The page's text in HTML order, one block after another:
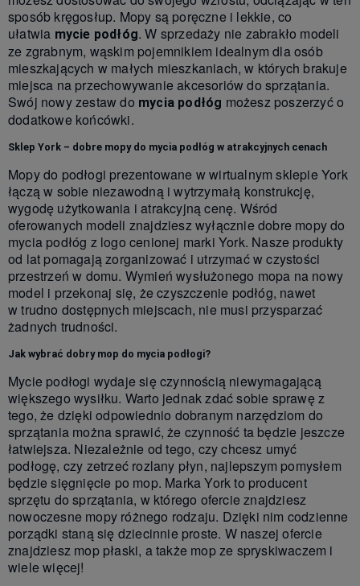
sposób kręgosłup. Mopy są poręczne i lekkie, co
ułatwia mycie podłóg. W sprzedaży nie zabrakło modeli
ze zgrabnym, wąskim pojemnikiem idealnym dla osób
mieszkających w małych mieszkaniach, w których brakuje
miejsca na przechowywanie akcesoriów do sprzątania.
Swój nowy zestaw do mycia podłóg możesz poszerzyć o
dodatkowe końcówki.
Sklep York – dobre mopy do mycia podłóg w atrakcyjnych cenach
Mopy do podłogi prezentowane w wirtualnym sklepie York
łączą w sobie niezawodną i wytrzymałą konstrukcję,
wygodę użytkowania i atrakcyjną cenę. Wśród
oferowanych modeli znajdziesz wyłącznie dobre mopy do
mycia podłóg z logo cenionej marki York. Nasze produkty
od lat pomagają zorganizować i utrzymać w czystości
przestrzeń w domu. Wymień wysłużonego mopa na nowy
model i przekonaj się, że czyszczenie podłóg, nawet
w trudno dostępnych miejscach, nie musi przysparzać
żadnych trudności.
Jak wybrać dobry mop do mycia podłogi?
Mycie podłogi wydaje się czynnością niewymagającą
większego wysiłku. Warto jednak zdać sobie sprawę z
tego, że dzięki odpowiednio dobranym narzędziom do
sprzątania można sprawić, że czynność ta będzie jeszcze
łatwiejsza. Niezależnie od tego, czy chcesz umyć
podłogę, czy zetrzeć rozlany płyn, najlepszym pomysłem
będzie sięgnięcie po mop. Marka York to producent
sprzętu do sprzątania, w którego ofercie znajdziesz
nowoczesne mopy różnego rodzaju. Dzięki nim codzienne
porządki staną się dziecinnie proste. W naszej ofercie
znajdziesz mop płaski, a także mop ze spryskiwaczem i
wiele więcej!